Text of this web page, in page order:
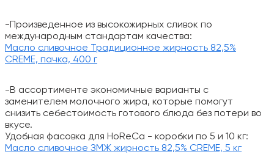
-Произведенное из высокожирных сливок по
международным стандартам качества:
Масло сливочное Традиционное жирность 82,5%
CREME, пачка, 400 г
-В ассортименте экономичные варианты с
заменителем молочного жира, которые помогут
снизить себестоимость готового блюда без потери во
вкусе.
Удобная фасовка для HoReCa - коробки по 5 и 10 кг:
Масло сливочное ЗМЖ жирность 82,5% CREME, 5 кг